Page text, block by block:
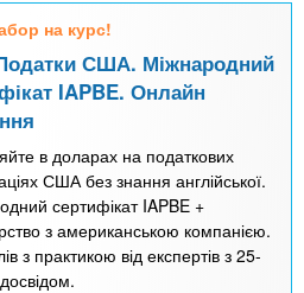
на курс!
США. Міжнародний
IAPBE. Онлайн
в доларах на податкових
США без знання англійської.
сертифікат IAPBE +
з американською компанією.
з практикою від експертів з 25-